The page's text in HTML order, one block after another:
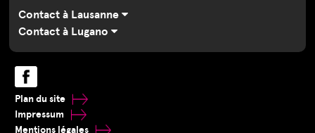
Contact à Lausanne
Contact à Lugano
Plan du site
Impressum
Mentions légales